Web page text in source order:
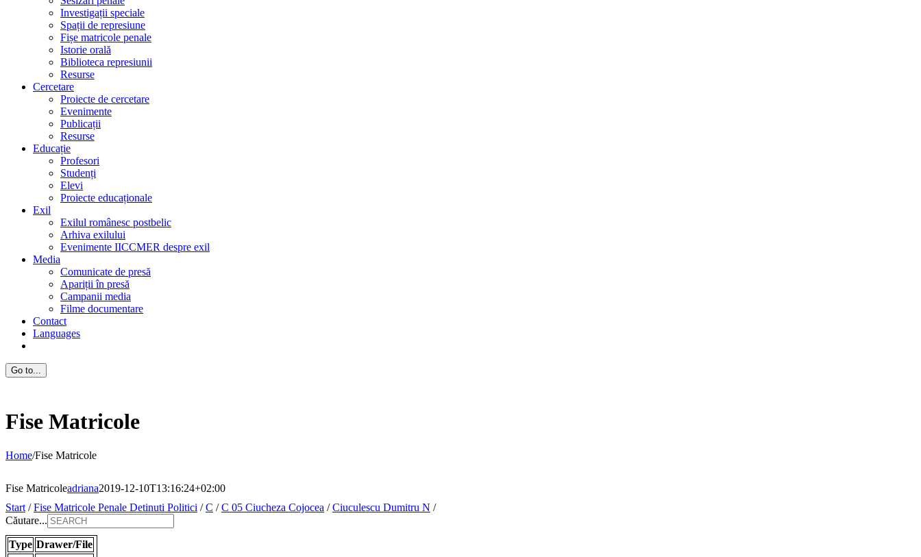
Investigații speciale
Spații de represiune
Fișe matricole penale
Istorie orală
Biblioteca represiunii
Resurse
Cercetare
Proiecte de cercetare
Evenimente
Publicații
Resurse
Educație
Profesori
Studenți
Elevi
Proiecte educaționale
Exil
Exilul românesc postbelic
Arhiva exilului
Evenimente IICCMER despre exil
Media
Comunicate de presă
Apariții în presă
Campanii media
Filme documentare
Contact
Languages
Go to...
Fise Matricole
Home/Fise Matricole
Fise Matricoleadriana2019-12-10T13:16:24+02:00
Start /Fise Matricole Penale Detinuti Politici /C /C 05 Ciucheza Cojocea /Ciuculescu Dumitru N /
Căutare...
Type Drawer/File